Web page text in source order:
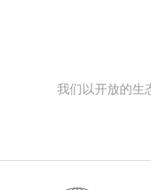
我们以开放的生